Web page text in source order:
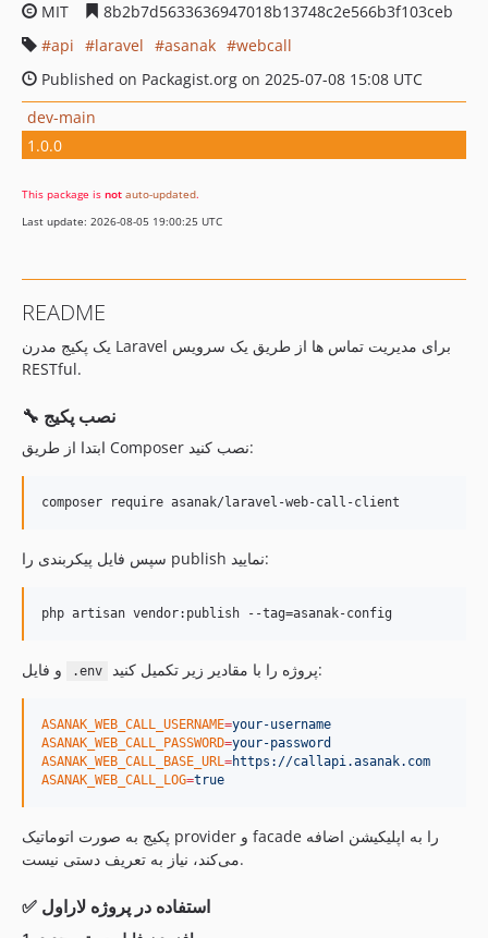
MIT
8b2b7d5633636947018b13748c2e566b3f103ceb
api
laravel asanak
webcall
Published on Packagist.org on 2025-07-08 15:08 UTC
dev-main
1.0.0
This package is not auto-updated.
Last update: 2026-08-05 19:00:25 UTC
README
یک پکیج مدرن Laravel برای مدیریت تماس ها از طریق یک سرویس
RESTful.
🔧 نصب پکیج
ابتدا از طریق Composer نصب کنید:
composer require asanak/laravel-web-call-client
سپس فایل پیکربندی را publish نمایید:
php artisan vendor:publish --tag=asanak-config
.env پروژه را با مقادیر زیر تکمیل کنید:
ASANAK_WEB_CALL_USERNAME=your-username
ASANAK_WEB_CALL_PASSWORD=your-password
ASANAK_WEB_CALL_BASE_URL=https://callapi.asanak.com
ASANAK_WEB_CALL_LOG=true
پکیج به صورت اتوماتیک provider و facade را به اپلیکیشن اضافه
می‌کند، نیاز به تعریف دستی نیست.
✅ استفاده در پروژه لاراول